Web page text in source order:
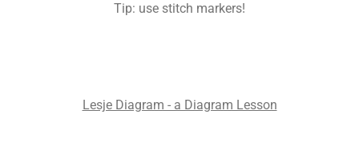
Tip: use stitch markers!
Lesje Diagram - a Diagram Lesson